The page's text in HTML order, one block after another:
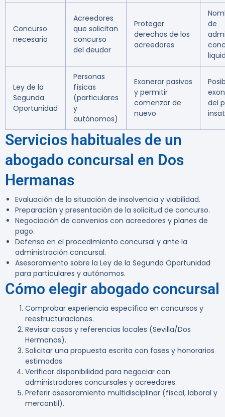
Concurso
necesario
Acreedores
que solicitan
concurso
del deudor
Proteger
derechos de los
acreedores
de
Ley de la
Segunda
Oportunidad
Personas
físicas
(particulares
y
autónomos)
Exonerar pasivos
y permitir
comenzar de
nuevo
del
Servicios habituales de un
abogado concursal en Dos
Hermanas
Evaluación de la situación de insolvencia y viabilidad.
Preparación y presentación de la solicitud de concurso.
Negociación de convenios con acreedores y planes de
pago.
Defensa en el procedimiento concursal y ante la
administración concursal.
Asesoramiento sobre la Ley de la Segunda Oportunidad
para particulares y autónomos.
Cómo elegir abogado concursal
Comprobar experiencia específica en concursos y
reestructuraciones.
Revisar casos y referencias locales (Sevilla/Dos
Hermanas).
Solicitar una propuesta escrita con fases y honorarios
estimados.
Verificar disponibilidad para negociar con
administradores concursales y acreedores.
Preferir asesoramiento multidisciplinar (fiscal, laboral y
mercantil).